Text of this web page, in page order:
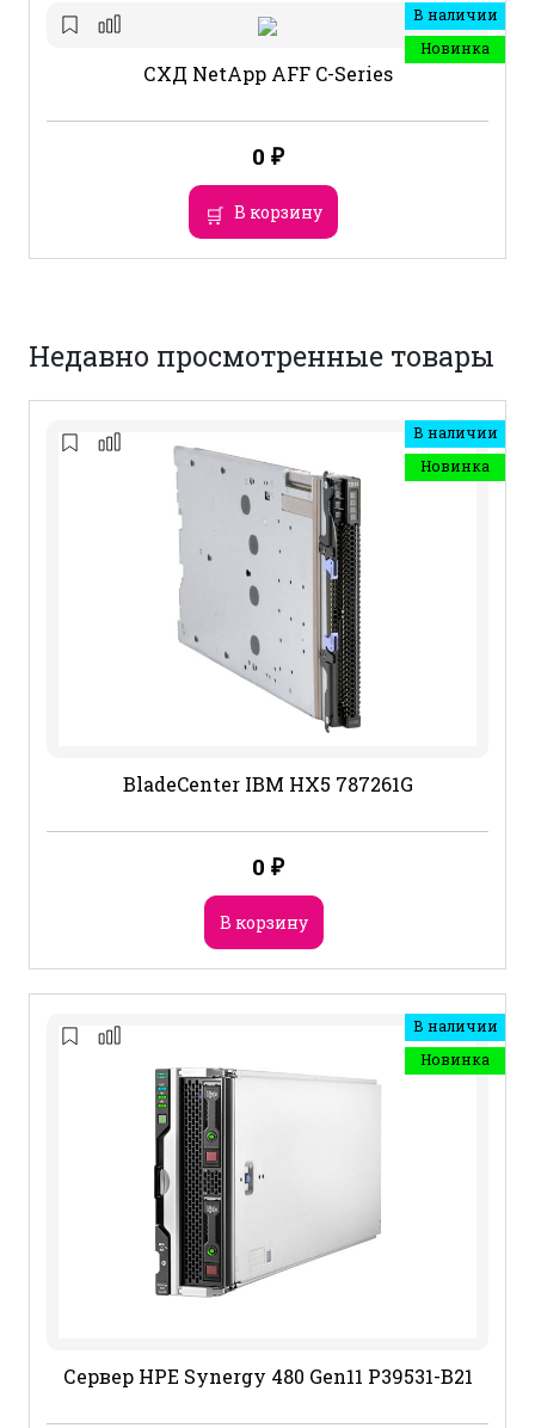
В наличии
Новинка
СХД NetApp AFF C-Series
0 ₽
В корзину
Недавно просмотренные товары
В наличии
Новинка
BladeCenter IBM HX5 787261G
0 ₽
В корзину
В наличии
Новинка
Сервер HPE Synergy 480 Gen11 P39531-B21